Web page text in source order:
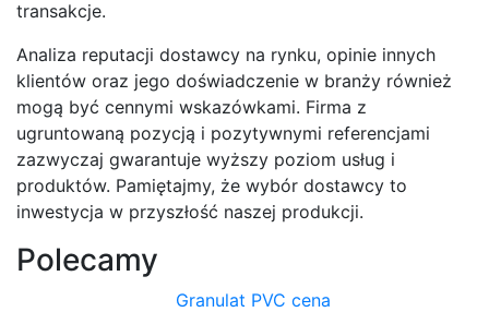
transakcje.
Analiza reputacji dostawcy na rynku, opinie innych
klientów oraz jego doświadczenie w branży również
mogą być cennymi wskazówkami. Firma z
ugruntowaną pozycją i pozytywnymi referencjami
zazwyczaj gwarantuje wyższy poziom usług i
produktów. Pamiętajmy, że wybór dostawcy to
inwestycja w przyszłość naszej produkcji.
Polecamy
Granulat PVC cena